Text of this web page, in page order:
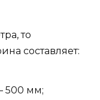
то
составляет:
500 мм;